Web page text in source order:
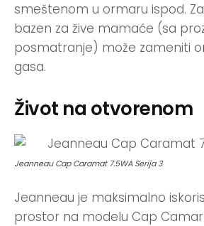
smeštenom u ormaru ispod.
bazen za žive mamaće (sa
posmatranje) može zameniti
gasa.
Život na otvorenom
Jeanneau Cap Caramat 7.5WA Serija 3
Jeanneau je maksimalno
prostor na modelu Cap